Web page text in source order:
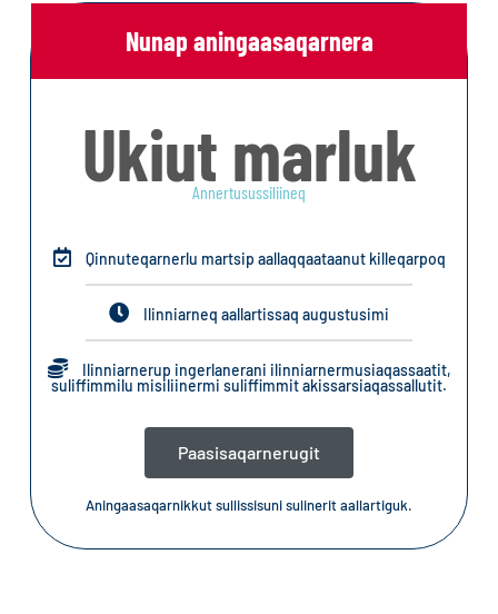
Nunap aningaasaqarnera
Ukiut marluk
Annertusussiliineq
Qinnuteqarnerlu martsip aallaqqaataanut killeqarpoq
Ilinniarneq aallartissaq augustusimi
Ilinniarnerup ingerlanerani ilinniarnermusiaqassaatit,
suliffimmilu misiliinermi suliffimmit akissarsiaqassallutit.
Paasisaqarnerugit
Aningaasaqarnikkut sullissisuni sulinerit aallartiguk.